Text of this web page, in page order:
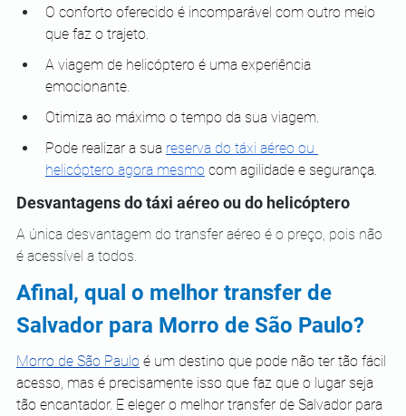
O conforto oferecido é incomparável com outro meio
que faz o trajeto.
A viagem de helicóptero é uma experiência
emocionante.
Otimiza ao máximo o tempo da sua viagem.
Pode realizar a sua reserva do táxi aéreo ou
helicóptero agora mesmo com agilidade e segurança.
Desvantagens do táxi aéreo ou do helicóptero
A única desvantagem do transfer aéreo é o preço, pois não
é acessível a todos.
Afinal, qual o melhor transfer de
Salvador para Morro de São Paulo?
Morro de São Paulo é um destino que pode não ter tão fácil
acesso, mas é precisamente isso que faz que o lugar seja
tão encantador. E eleger o melhor transfer de Salvador para